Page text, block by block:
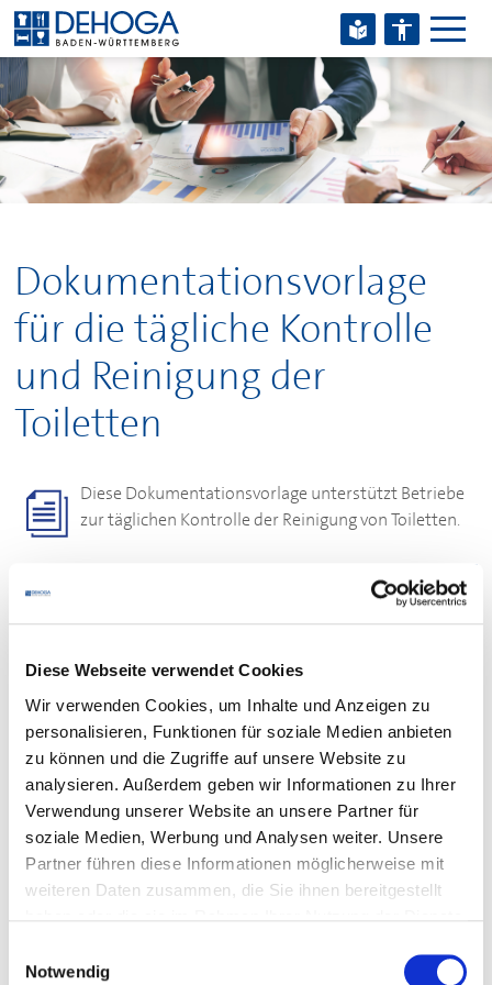
Diese Webseite verwendet Cookies
Wir verwenden Cookies, um Inhalte und Anzeigen zu
personalisieren, Funktionen für soziale Medien anbieten
zu können und die Zugriffe auf unsere Website zu
analysieren. Außerdem geben wir Informationen zu Ihrer
Verwendung unserer Website an unsere Partner für
soziale Medien, Werbung und Analysen weiter. Unsere
Partner führen diese Informationen möglicherweise mit
weiteren Daten zusammen, die Sie ihnen bereitgestellt
Notwendig
Zum Hauptinhalt springen
Zum Footerinhalt springen
Dokumentationsvorlage
für die tägliche Kontrolle
und Reinigung der
Toiletten
Diese Dokumentationsvorlage unterstützt Betriebe
zur täglichen Kontrolle der Reinigung von Toiletten.
Download
Ihr Kontakt
Beifachlichen Fragenzu den Dokumenten wenden Sie
sich bitte an Ihre zuständige
DEHOGA -Geschäftsstelle.
Für denLogin beachten Sie bitte den Kasten unten. Falls
es Probleme mit dem Login gibt, wenden Sie sich bitte
E-Mail:
E-Mail schreiben